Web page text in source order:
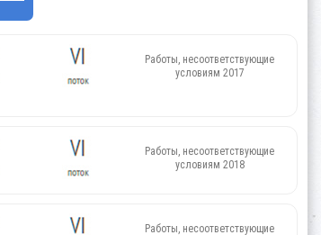
Работы, несоответствующие
условиям 2017
Работы, несоответствующие
условиям 2018
Работы, несоответствующие